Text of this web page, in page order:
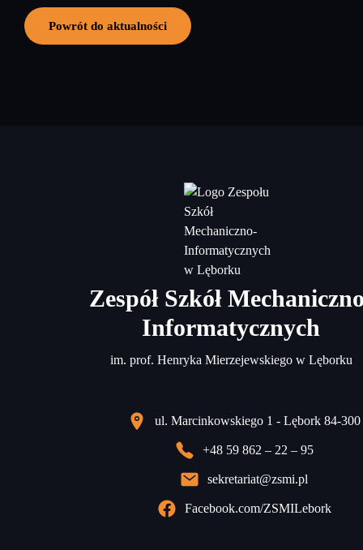
Powrót do aktualności
Zespół Szkół
Informatycznych
im. prof. Henryka Mierzejewskiego w Lęborku
ul. Marcinkowskiego 1 - Lębork 84-300
+48 59 862 – 22 – 95
sekretariat@zsmi.pl
Facebook.com/ZSMILebork